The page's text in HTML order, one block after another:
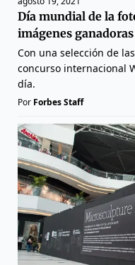
Día mundial de la
imágenes
Con una selección de
concurso internacional
día.
Por Forbes Staff